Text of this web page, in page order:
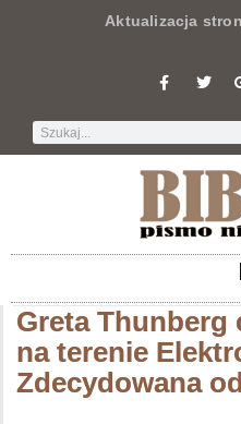
Aktualizacja strony
Greta Thunberg
na terenie
Zdecydowana